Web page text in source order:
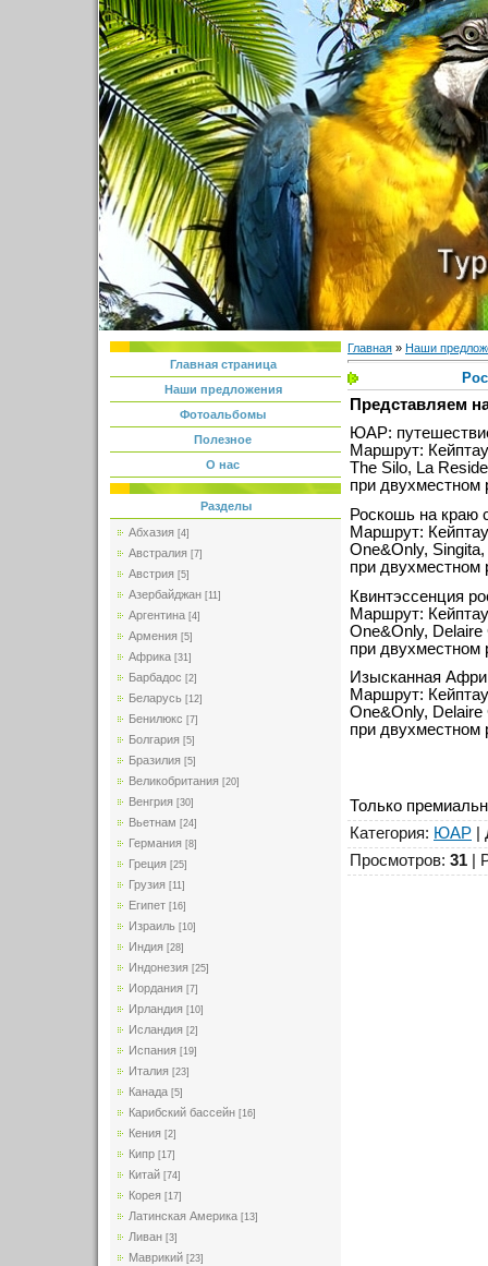
Главная страница
Наши предложения
Фотоальбомы
Полезное
О нас
Разделы
Абхазия [4]
Австралия [7]
Австрия [5]
Азербайджан [11]
Аргентина [4]
Армения [5]
Африка [31]
Барбадос [2]
Беларусь [12]
Бенилюкс [7]
Болгария [5]
Бразилия [5]
Великобритания [20]
Венгрия [30]
Вьетнам [24]
Германия [8]
Греция [25]
Грузия [11]
Египет [16]
Израиль [10]
Индия [28]
Индонезия [25]
Иордания [7]
Ирландия [10]
Исландия [2]
Испания [19]
Италия [23]
Канада [5]
Карибский бассейн [16]
Кения [2]
Кипр [17]
Китай [74]
Корея [17]
Латинская Америка [13]
Ливан [3]
Маврикий [23]
Главная » Наши
Представляем
ЮАР:
Маршрут:
The Silo, La
при двухместном
Роскошь на краю
Маршрут:
One&Only,
при двухместном
Квинтэссенция
Маршрут:
One&Only, Delaire
при двухместном
Изысканная
Маршрут:
One&Only,
при двухместном
Только
Категория: ЮАР
Просмотров: 31